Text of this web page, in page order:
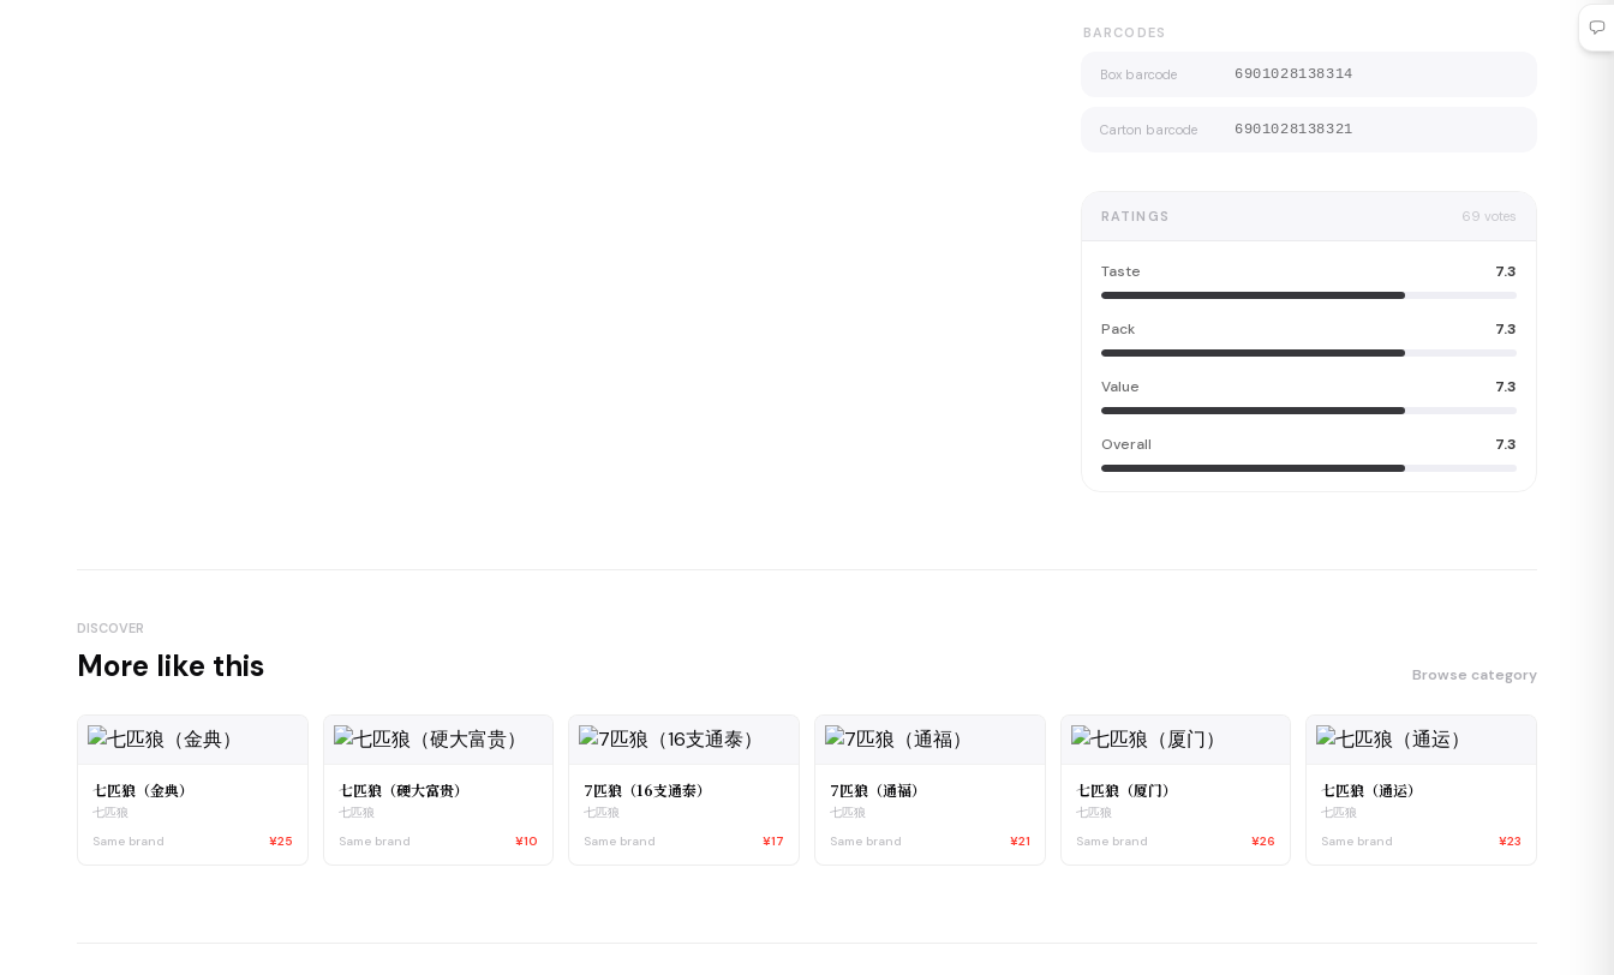
BARCODES
Box barcode 6901028138314
Carton barcode 6901028138321
RATINGS 69 votes
Taste 7.3
Pack 7.3
Value 7.3
Overall 7.3
DISCOVER
More like this Browse category
七匹狼（金典）
七匹狼
Same brand
¥25
七匹狼（硬大富贵）
七匹狼
Same brand
¥10
7匹狼（16支通泰）
七匹狼
Same brand
¥17
7匹狼（通福）
七匹狼
Same brand
¥21
七匹狼（厦门）
七匹狼
Same brand
¥26
七匹狼（通运）
七匹狼
Same brand
¥23